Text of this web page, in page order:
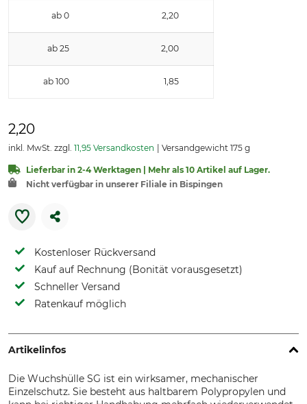
ab 0 2,20
ab 25 2,00
ab 100 1,85
2,20
inkl. MwSt. zzgl. 11,95 Versandkosten Versandgewicht 175 g
Lieferbar in 2-4 Werktagen | Mehr als 10 Artikel auf Lager.
Nicht verfügbar in unserer Filiale in Bispingen
Kostenloser Rückversand
Kauf auf Rechnung (Bonität vorausgesetzt)
Schneller Versand
Ratenkauf möglich
Artikelinfos
Die Wuchshülle SG ist ein wirksamer, mechanischer
Einzelschutz. Sie besteht aus haltbarem Polypropylen und